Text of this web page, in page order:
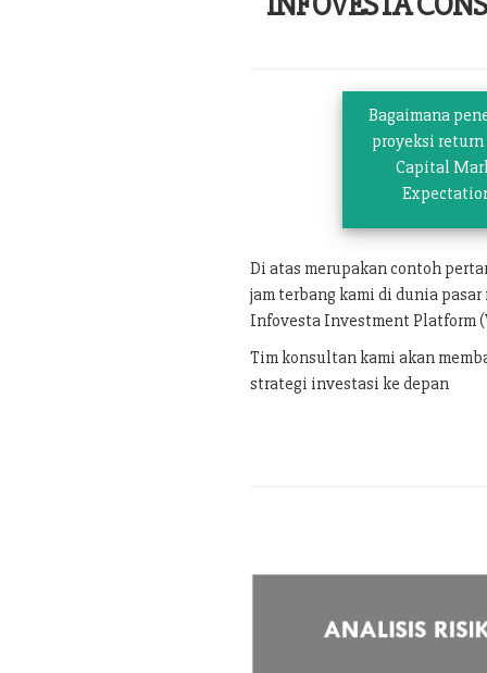
Bagaimana
proyeksi return
Capital
Di atas merupakan contoh
jam terbang kami di dunia
Infovesta Investment Platform
Tim konsultan kami akan
strategi investasi ke depan